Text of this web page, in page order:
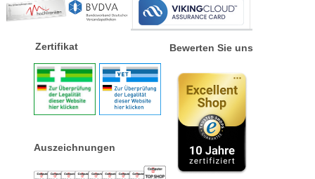
Zertifikat
Auszeichnungen
Bewerten Sie uns